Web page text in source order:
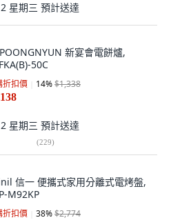
星期三 預計送達
新宴會電餅爐,
50C
折扣價 14%$1,338
星期三 預計送達
(229)
信一 便攜式家用分離式電烤盤,
M92KP
折扣價 38%$2,774